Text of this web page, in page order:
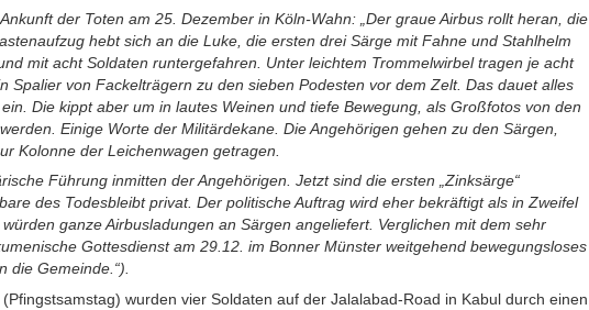
der Toten am 25. Dezember in Köln-Wahn: „Der graue Airbus rollt heran, die
hebt sich an die Luke, die ersten drei Särge mit Fahne und Stahlhelm
mit acht Soldaten runtergefahren. Unter leichtem Trommelwirbel tragen je acht
Spalier von Fackelträgern zu den sieben Podesten vor dem Zelt. Das dauet alles
Die kippt aber um in lautes Weinen und tiefe Bewegung, als Großfotos von den
Einige Worte der Militärdekane. Die Angehörigen gehen zu den Särgen,
Kolonne der Leichenwagen getragen.
Führung inmitten der Angehörigen. Jetzt sind die ersten „Zinksärge“
des Todesbleibt privat. Der politische Auftrag wird eher bekräftigt als in Zweifel
ganze Airbusladungen an Särgen angeliefert. Verglichen mit dem sehr
Gottesdienst am 29.12. im Bonner Münster weitgehend bewegungsloses
die Gemeinde.“).
wurden vier Soldaten auf der Jalalabad-Road in Kabul durch einen